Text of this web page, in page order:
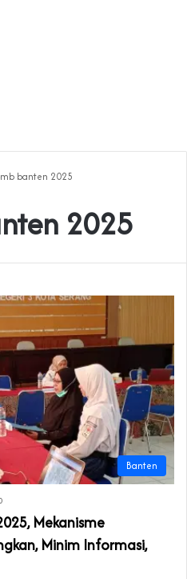
banten 2025
2025
Banten
Mekanisme
Minim Informasi,